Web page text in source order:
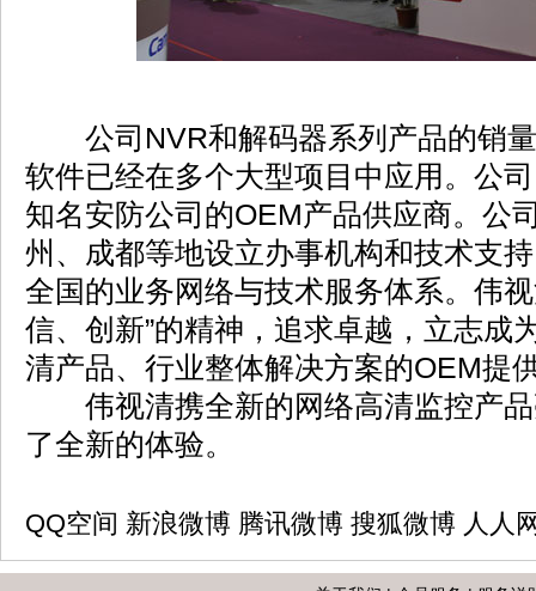
公司NVR和解码器系列产品的销量
软件已经在多个大型项目中应用。公
知名安防公司的OEM产品供应商。公
州、成都等地设立办事机构和技术支
全国的业务网络与技术服务体系。伟
信、创新”的精神，追求卓越，立志成
清产品、行业整体解决方案的OEM提
伟视清携全新的网络高清监控产品
了全新的体验。
QQ空间 新浪微博 腾讯微博 搜狐微博 人人